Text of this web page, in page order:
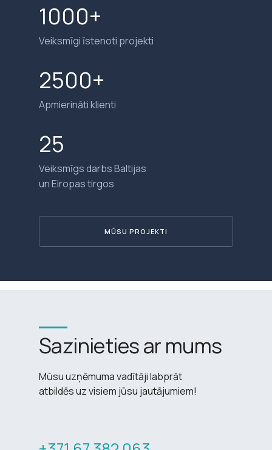
1000+
Veiksmīgi īstenoti projekti
MŪSU PROJEKTI
25
Veiksmīgs darbs Baltijas
un Eiropas tirgos
2500+
Apmierināti klienti
Mūsu uzņēmuma vadītāji labprāt
atbildēs uz visiem jūsu jautājumiem!
Sazinieties ar mums